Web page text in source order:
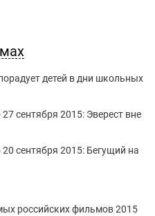
детей в дни школьных
сентября 2015: Эверест вне
20 сентября 2015: Бегущий на
российских фильмов 2015